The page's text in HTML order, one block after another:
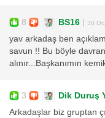
8 BS16 | 30
yav arkadaş ben
savun !! Bu böyle
alınır...Başkanımın
3 Dik Duruş
Arkadaşlar biz gruptan